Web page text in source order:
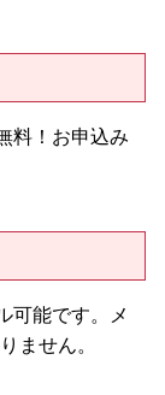
料！お申込み
可能です。メ
ません。